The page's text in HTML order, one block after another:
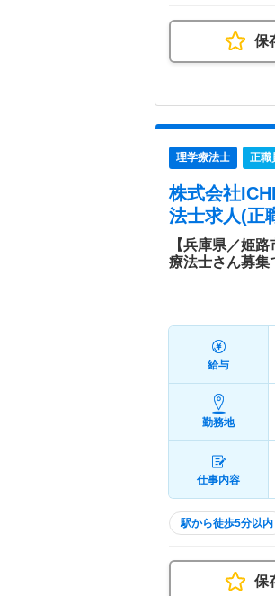
保
理学療法士 正職
株式会社
法士求人(正
【兵庫県／姫
療法士さん募
給与
勤務地
仕事内容
駅から徒歩5分以内
保